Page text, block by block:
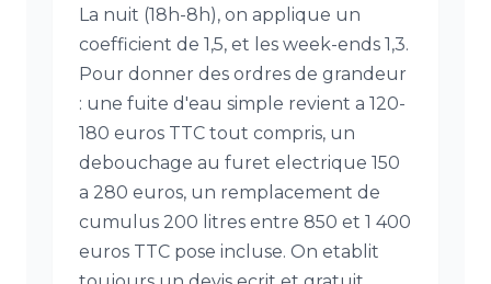
La nuit (18h-8h), on applique un
coefficient de 1,5, et les week-ends 1,3.
Pour donner des ordres de grandeur
: une fuite d'eau simple revient a 120-
180 euros TTC tout compris, un
debouchage au furet electrique 150
a 280 euros, un remplacement de
cumulus 200 litres entre 850 et 1 400
euros TTC pose incluse. On etablit